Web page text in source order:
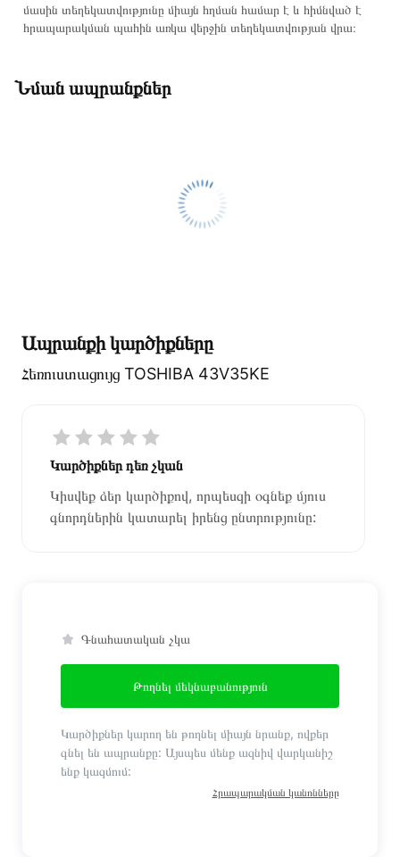
մասին տեղեկատվությունը միայն հղման համար է և հիմնված է
հրապարակման պահին առկա վերջին տեղեկատվության վրա։
Նման ապրանքներ
Ապրանքի կարծիքները
Հեռուստացույց TOSHIBA 43V35KE
Կարծիքներ դեռ չկան
Կիսվեք ձեր կարծիքով, որպեսզի օգնեք մյուս
գնորդներին կատարել իրենց ընտրությունը:
Գնահատական չկա
Թողնել մեկնաբանություն
Կարծիքներ կարող են թողնել միայն նրանք, ովքեր
գնել են ապրանքը: Այսպես մենք ազնիվ վարկանիշ
ենք կազմում:
Հրապարակման կանոնները